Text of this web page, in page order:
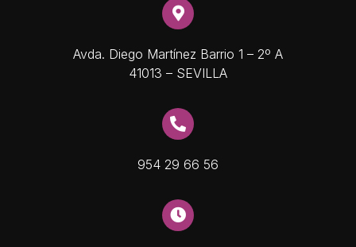
Avda. Diego Martínez Barrio 1 – 2º A
41013 – SEVILLA
954 29 66 56